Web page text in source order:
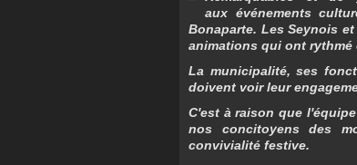
aux événements
Bonaparte. Les Seynois
animations qui ont rythmé
La municipalité, ses
doivent voir leur
C'est à raison que
nos concitoyens des
convivialité festive.